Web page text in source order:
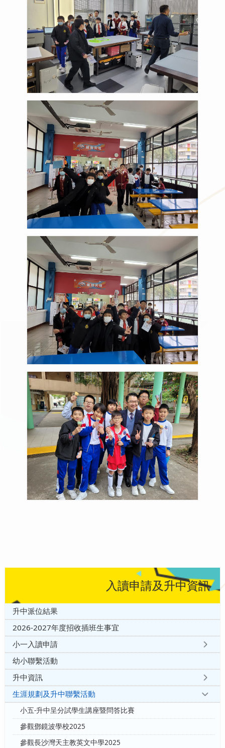
入讀申請及升中資訊
升中派位結果
2026-2027年度招收插班生事宜
小一入讀申請
幼小聯繫活動
升中資訊
生涯規劃及升中聯繫活動
小五-升中呈分試學生講座暨問答比賽
參觀鄧鏡波學校2025
參觀長沙灣天主教英文中學2025